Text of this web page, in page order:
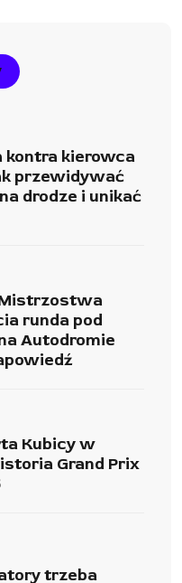
kierowca
przewidywać
drodze i unikać
runda pod
Autodromie
Kubicy w
Grand Prix
trzeba